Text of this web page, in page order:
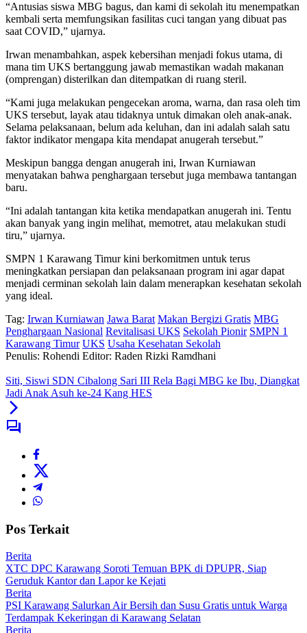
“Antusias siswa MBG bagus, dan kami di sekolah itu menempatkan
kembali serta memfungsikan fasilitas cuci tangan yang dibuat pas
saat COVID,” ujarnya.
Irwan menambahkan, aspek kebersihan menjadi fokus utama, di
mana tim UKS bertanggung jawab memastikan wadah makanan
(omprengan) disterilkan dan ditempatkan di ruang steril.
“Kami juga melakukan pengecekan aroma, warna, dan rasa oleh tim
UKS tersebut, layak atau tidaknya untuk dimakan oleh anak-anak.
Selama pelaksanaan, belum ada keluhan, dan ini adalah salah satu
faktor indikator mengapa kita mendapat anugerah tersebut.”
Meskipun bangga dengan anugerah ini, Irwan Kurniawan
menyatakan bahwa penghargaan tersebut juga membawa tantangan
baru.
“Ini adalah tantangan kita ketika mendapatkan anugerah ini. Tentu
akan banyak yang ingin melihat, memotret, atau melakukan studi
tiru,” ujarnya.
SMPN 1 Karawang Timur kini berkomitmen untuk terus
meningkatkan persiapan dan pelaksanaan program ini agar dapat
menjadi cerminan sekolah lain dalam menerapkan kesehatan sekolah
yang ideal.
Tag: Irwan Kurniawan Jawa Barat Makan Bergizi Gratis MBG
Penghargaan Nasional Revitalisasi UKS Sekolah Pionir SMPN 1
Karawang Timur UKS Usaha Kesehatan Sekolah
Penulis: Rohendi Editor: Raden Rizki Ramdhani
Siti, Siswi SDN Cibalong Sari III Rela Bagi MBG ke Ibu, Diangkat
Jadi Anak Asuh ke-24 Kang HES
Pos Terkait
Berita
XTC DPC Karawang Soroti Temuan BPK di DPUPR, Siap
Geruduk Kantor dan Lapor ke Kejati
Berita
PSI Karawang Salurkan Air Bersih dan Susu Gratis untuk Warga
Terdampak Kekeringan di Karawang Selatan
Berita